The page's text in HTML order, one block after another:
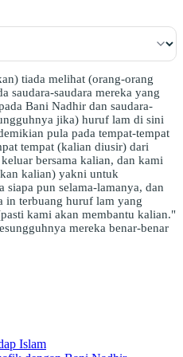
tiada melihat (orang-orang
saudara-saudara mereka yang
Bani Nadhir dan saudara-
jika) huruf lam di sini
pula pada tempat-tempat
tempat (kalian diusir) dari
bersama kalian, dan kami
kalian) yakni untuk
pun selama-lamanya, dan
terbuang huruf lam yang
kami akan membantu kalian."
mereka benar-benar
Islam